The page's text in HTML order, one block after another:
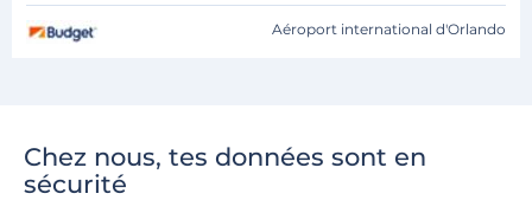
Aéroport international d'Orlando
Chez nous, tes données sont en
sécurité